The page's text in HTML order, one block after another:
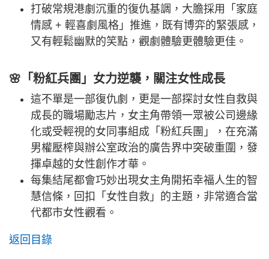
打破常規港劇沉重的復仇基調，大膽採用「家庭
情感 + 輕喜劇風格」推進，既有博弈的緊張感，
又有輕鬆幽默的笑點，觀劇體驗更體驗更佳。
🌸「粉紅兵團」女力逆襲，關注女性成長
這不單是一部復仇劇，更是一部探討女性自救與
成長的職場勵志片，女主角帶領一眾被公司邊緣
化或受輕視的女同事組成「粉紅兵團」，在充滿
男權壓榨與辦公室政治的廣告界中突破重圍，發
揮卓越的女性創作才華。
每集結尾都會巧妙出現女主角開拓幸福人生的智
慧信條，回扣「女性自救」的主題，非常適合當
代都市女性觀看。
返回目錄